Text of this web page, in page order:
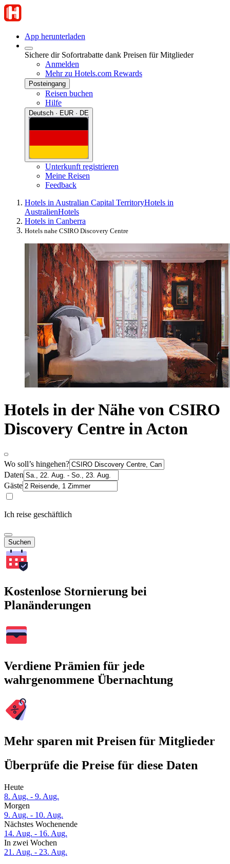
App herunterladen
Sichere dir Sofortrabatte dank Preisen für Mitglieder
Anmelden
Mehr zu Hotels.com Rewards
Posteingang
Reisen buchen
Hilfe
Deutsch · EUR · DE
Unterkunft registrieren
Meine Reisen
Feedback
Hotels in Australian Capital TerritoryHotels in
AustralienHotels
Hotels in Canberra
Hotels nahe CSIRO Discovery Centre
Hotels in der Nähe von CSIRO
Discovery Centre in Acton
Wo soll’s hingehen?
Daten
Gäste
Ich reise geschäftlich
Suchen
Kostenlose Stornierung bei
Planänderungen
Verdiene Prämien für jede
wahrgenommene Übernachtung
Mehr sparen mit Preisen für Mitglieder
Überprüfe die Preise für diese Daten
Heute
8. Aug. - 9. Aug.
Morgen
9. Aug. - 10. Aug.
Nächstes Wochenende
14. Aug. - 16. Aug.
In zwei Wochen
21. Aug. - 23. Aug.